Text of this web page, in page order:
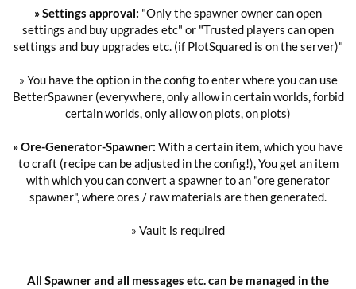
» Settings approval: "Only the spawner owner can open
settings and buy upgrades etc" or "Trusted players can open
settings and buy upgrades etc. (if PlotSquared is on the server)"
» You have the option in the config to enter where you can use
BetterSpawner (everywhere, only allow in certain worlds, forbid
certain worlds, only allow on plots, on plots)
» Ore-Generator-Spawner: With a certain item, which you have
to craft (recipe can be adjusted in the config!), You get an item
with which you can convert a spawner to an "ore generator
spawner", where ores / raw materials are then generated.
» Vault is required
All Spawner and all messages etc. can be managed in the